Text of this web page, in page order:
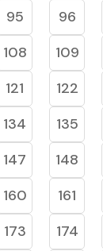
95 96
108 109
121 122
134 135
147 148
160 161
173 174